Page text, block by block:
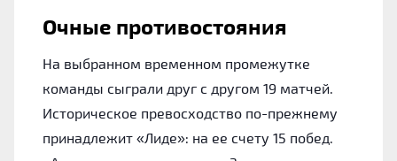
Очные противостояния
На выбранном временном промежутке
команды сыграли друг с другом 19 матчей.
Историческое превосходство по-прежнему
принадлежит «Лиде»: на ее счету 15 побед.